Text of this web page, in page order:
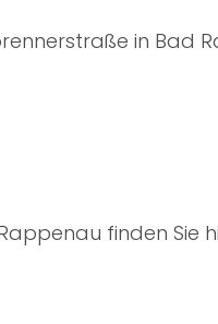
in Bad
finden Sie